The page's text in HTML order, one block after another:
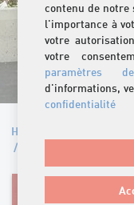
contenu de notre
l'importance à
votre
votre
paramètres
d'informations,
confidentialité
Home
/